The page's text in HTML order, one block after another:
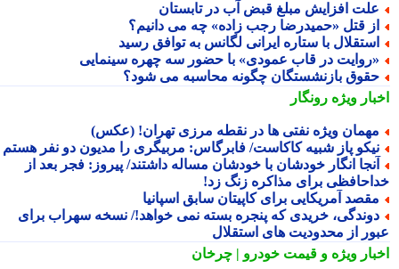
افزایش مبلغ قبض آب در تابستان
قتل «حمیدرضا رجب زاده» چه می دانیم؟
با ستاره ایرانی لگانس به توافق رسید
در قاب عمودی» با حضور سه چهره سینمایی
بازنشستگان چگونه محاسبه می شود؟
ویژهرونگار
ویژه نفتی ها در نقطه مرزی تهران! (عکس)
پاز شبیه کاکاست/ فابرگاس: مربیگری را مدیون دو نفر هستم
انگار خودشان با خودشان مساله داشتند/ پیروز: فجر بعد از
برای مذاکره زنگ زد!
آمریکایی برای کاپیتان سابق اسپانیا
خریدی که پنجره بسته نمی خواهد!/ نسخه سهراب برای
از محدودیت های استقلال
ویژهو قیمت خودرو | چرخان